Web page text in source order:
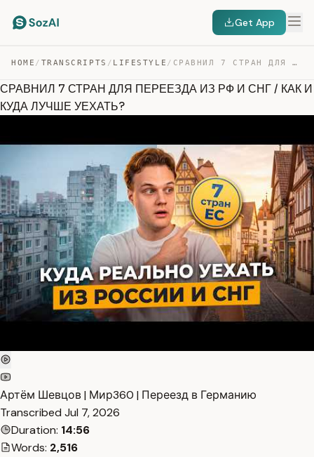
Get App
HOME / TRANSCRIPTS / LIFESTYLE / СРАВНИЛ 7 СТРАН ДЛЯ ПЕРЕЕЗДА ИЗ РФ И СНГ / КАК И КУДА Л… — TRANSCRIPT
СРАВНИЛ 7 СТРАН ДЛЯ ПЕРЕЕЗДА ИЗ РФ И СНГ / КАК И
КУДА ЛУЧШЕ УЕХАТЬ?
Артём Шевцов | Мир360 | Переезд в Германию
Transcribed Jul 7, 2026
Duration: 14:56
Words: 2,516